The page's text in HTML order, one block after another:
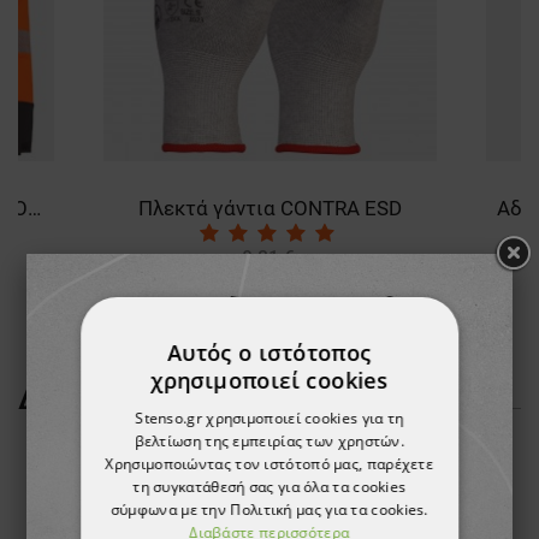
Μπουφάν εργασίας NOBEL PRO 2.0 HV ORANGE Πλεκτά γάντια CONTRA ESD
0,81 €
0,73 €
ΔΕΊΤΕ ΠΕΡΙΣΣΌΤΕΡΑ
Αυτός ο ιστότοπος
χρησιμοποιεί cookies
Stenso.gr χρησιμοποιεί cookies για τη
βελτίωση της εμπειρίας των χρηστών.
Χρησιμοποιώντας τον ιστότοπό μας, παρέχετε
τη συγκατάθεσή σας για όλα τα cookies
σύμφωνα με την Πολιτική μας για τα cookies.
Διαβάστε περισσότερα